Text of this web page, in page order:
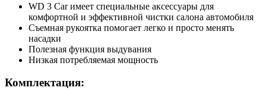
WD 3 Car имеет специальные аксессуары для
комфортной и эффективной чистки салона автомобиля
Съемная рукоятка помогает легко и просто менять
насадки
Полезная функция выдувания
Низкая потребляемая мощность
Комплектация: